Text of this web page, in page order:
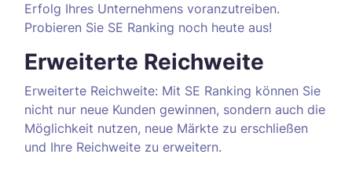
Erfolg Ihres Unternehmens voranzutreiben.
Probieren Sie SE Ranking noch heute aus!
Erweiterte Reichweite
Erweiterte Reichweite: Mit SE Ranking können Sie
nicht nur neue Kunden gewinnen, sondern auch die
Möglichkeit nutzen, neue Märkte zu erschließen
und Ihre Reichweite zu erweitern.